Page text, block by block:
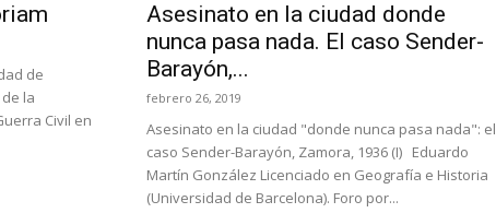
Historia
de
la
Civil en
Asesinato en la ciudad donde
nunca pasa nada. El caso Sender-
Barayón,...
febrero 26, 2019
Asesinato en la ciudad "donde nunca pasa nada": el
caso Sender-Barayón, Zamora, 1936 (I) Eduardo
Martín González Licenciado en Geografía e Historia
(Universidad de Barcelona). Foro por...